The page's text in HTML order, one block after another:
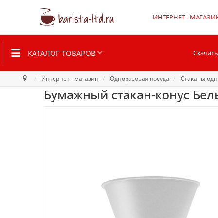
ИНТЕРНЕТ -
КАТАЛОГ ТОВАРОВ
Интернет - магазин Одноразовая посуда Стаканы
Бумажный стакан-конус